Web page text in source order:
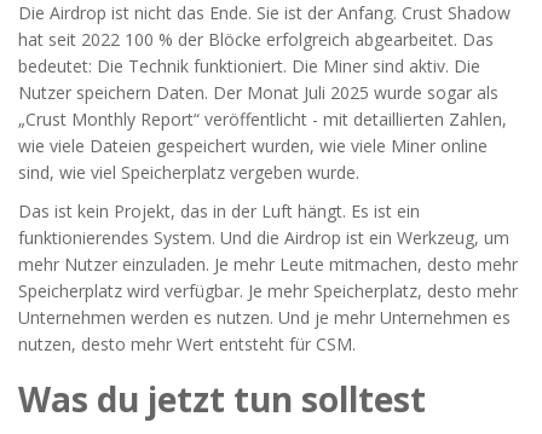
Die Airdrop ist nicht das Ende. Sie ist der Anfang. Crust Shadow
hat seit 2022 100 % der Blöcke erfolgreich abgearbeitet. Das
bedeutet: Die Technik funktioniert. Die Miner sind aktiv. Die
Nutzer speichern Daten. Der Monat Juli 2025 wurde sogar als
„Crust Monthly Report“ veröffentlicht - mit detaillierten Zahlen,
wie viele Dateien gespeichert wurden, wie viele Miner online
sind, wie viel Speicherplatz vergeben wurde.
Das ist kein Projekt, das in der Luft hängt. Es ist ein
funktionierendes System. Und die Airdrop ist ein Werkzeug, um
mehr Nutzer einzuladen. Je mehr Leute mitmachen, desto mehr
Speicherplatz wird verfügbar. Je mehr Speicherplatz, desto mehr
Unternehmen werden es nutzen. Und je mehr Unternehmen es
nutzen, desto mehr Wert entsteht für CSM.
Was du jetzt tun solltest